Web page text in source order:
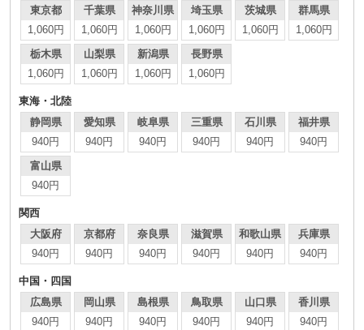
東京都
1,060円
千葉県
1,060円
神奈川県
1,060円
埼玉県
1,060円
茨城県
1,060円
群馬県
1,060円
栃木県
1,060円
山梨県
1,060円
新潟県
1,060円
長野県
1,060円
東海・北陸
静岡県
940円
愛知県
940円
岐阜県
940円
三重県
940円
石川県
940円
福井県
940円
富山県
940円
関西
大阪府
940円
京都府
940円
奈良県
940円
滋賀県
940円
和歌山県
940円
兵庫県
940円
中国・四国
広島県
940円
岡山県
940円
島根県
940円
鳥取県
940円
山口県
940円
香川県
940円